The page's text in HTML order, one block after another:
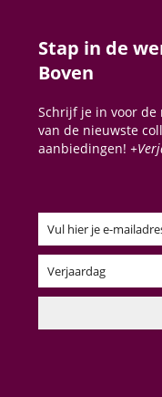
Stap in de
Boven
Schrijf je in voor
van de nieuwste
aanbiedingen!
Email
Vul hier je e-
Verjaardag
Verjaardag